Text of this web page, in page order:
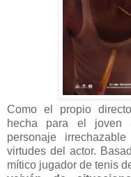
Como el propio
hecha para el
personaje
virtudes del actor.
mítico jugador de tenis